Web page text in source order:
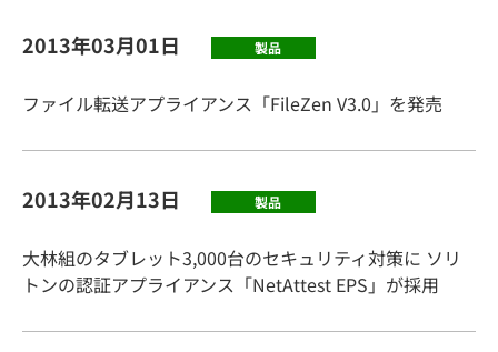
2013年03月01日 製品
ファイル転送アプライアンス「FileZen V3.0」を発売
2013年02月13日 製品
大林組のタブレット3,000台のセキュリティ対策に ソリ
トンの認証アプライアンス「NetAttest EPS」が採用